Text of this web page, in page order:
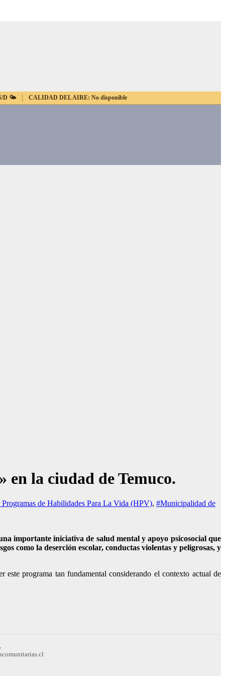
D 🌤️ CALIDAD DEL AIRE: No disponible
la ciudad de Temuco.
de Habilidades Para La Vida (HPV), #Municipalidad de
importante iniciativa de salud mental y apoyo psicosocial que
como la deserción escolar, conductas violentas y peligrosas, y
programa tan fundamental considerando el contexto actual de